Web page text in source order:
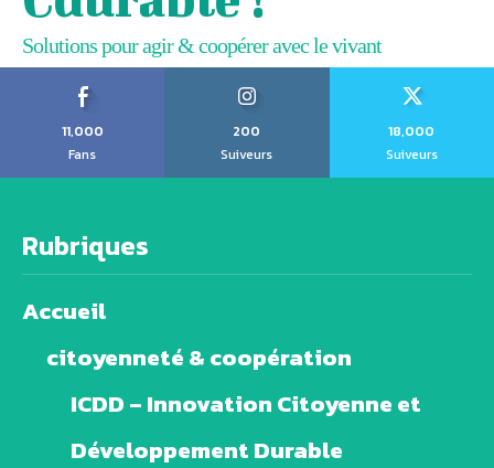
Solutions pour agir & coopérer avec le vivant
11,000
Fans
200
Suiveurs
18,000
Suiveurs
Rubriques
Accueil
citoyenneté & coopération
ICDD – Innovation Citoyenne et
Développement Durable